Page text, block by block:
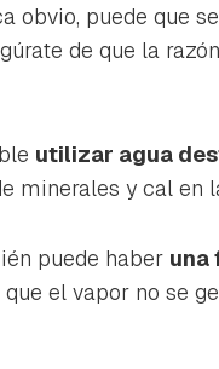
obvio, puede que
de que la
utilizar agua
minerales y cal en
puede haber una
el vapor no se